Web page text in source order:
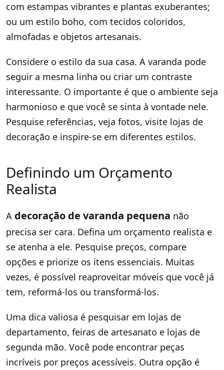
com estampas vibrantes e plantas exuberantes;
ou um estilo boho, com tecidos coloridos,
almofadas e objetos artesanais.
Considere o estilo da sua casa. A varanda pode
seguir a mesma linha ou criar um contraste
interessante. O importante é que o ambiente seja
harmonioso e que você se sinta à vontade nele.
Pesquise referências, veja fotos, visite lojas de
decoração e inspire-se em diferentes estilos.
Definindo um Orçamento
Realista
A decoração de varanda pequena não
precisa ser cara. Defina um orçamento realista e
se atenha a ele. Pesquise preços, compare
opções e priorize os itens essenciais. Muitas
vezes, é possível reaproveitar móveis que você já
tem, reformá-los ou transformá-los.
Uma dica valiosa é pesquisar em lojas de
departamento, feiras de artesanato e lojas de
segunda mão. Você pode encontrar peças
incríveis por preços acessíveis. Outra opção é